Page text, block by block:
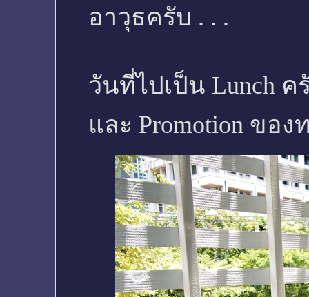
อาวุธครับ . . .
วันที่ไปเป็น Lunch ค
และ Promotion ขอ